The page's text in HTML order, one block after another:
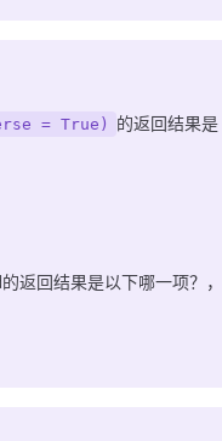
= True)
的返回结果是
返回结果是以下哪一项？，